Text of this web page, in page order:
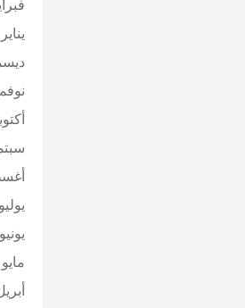
فبراير
يناير 2024
نوفمبر
أكتوبر
يوليو 2023
يونيو 2023
مايو 2023
أبريل